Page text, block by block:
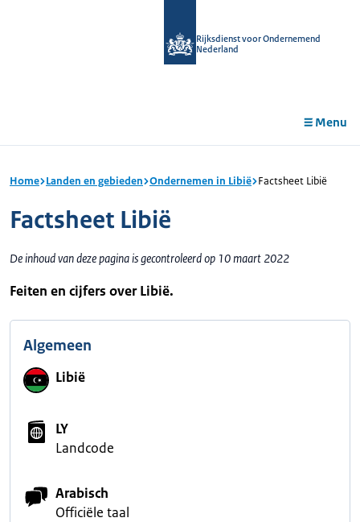
Rijksdienst voor Ondernemend
Nederland
Menu
Home Landen en gebieden Ondernemen in Libië Factsheet Libië
Factsheet Libië
De inhoud van deze pagina is gecontroleerd op 10 maart 2022
Feiten en cijfers over Libië.
Algemeen
Libië
LY
Landcode
Arabisch
Officiële taal